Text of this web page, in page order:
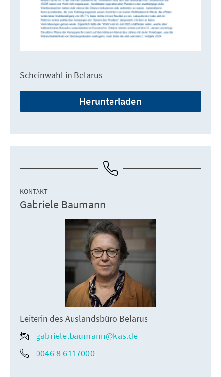
Scheinwahl in Belarus
Herunterladen
KONTAKT
Gabriele Baumann
Leiterin des Auslandsbüro Belarus
gabriele.baumann@kas.de
0046 8 6117000